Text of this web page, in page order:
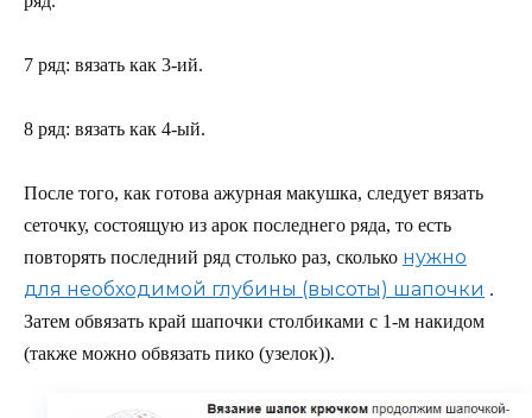
7 ряд: вязать как 3-ий.
8 ряд: вязать как 4-ый.
После того, как готова ажурная макушка, следует вязать
сеточку, состоящую из арок последнего ряда, то есть
повторять последний ряд столько раз, сколько нужно
для необходимой глубины (высоты) шапочки .
Затем обвязать край шапочки столбиками с 1-м накидом
(также можно обвязать пико (узелок)).